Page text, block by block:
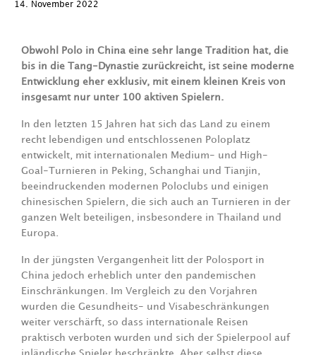
14. November 2022
Obwohl Polo in China eine sehr lange Tradition hat, die
bis in die Tang-Dynastie zurückreicht, ist seine moderne
Entwicklung eher exklusiv, mit einem kleinen Kreis von
insgesamt nur unter 100 aktiven Spielern.
In den letzten 15 Jahren hat sich das Land zu einem
recht lebendigen und entschlossenen Poloplatz
entwickelt, mit internationalen Medium- und High-
Goal-Turnieren in Peking, Schanghai und Tianjin,
beeindruckenden modernen Poloclubs und einigen
chinesischen Spielern, die sich auch an Turnieren in der
ganzen Welt beteiligen, insbesondere in Thailand und
Europa.
In der jüngsten Vergangenheit litt der Polosport in
China jedoch erheblich unter den pandemischen
Einschränkungen. Im Vergleich zu den Vorjahren
wurden die Gesundheits- und Visabeschränkungen
weiter verschärft, so dass internationale Reisen
praktisch verboten wurden und sich der Spielerpool auf